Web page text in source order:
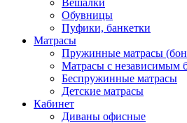
Вешалки
Обувницы
Пуфики, банкетки
Матрасы
Пружинные матрасы
Матрасы с независимым
Беспружинные матрасы
Детские матрасы
Кабинет
Диваны офисные